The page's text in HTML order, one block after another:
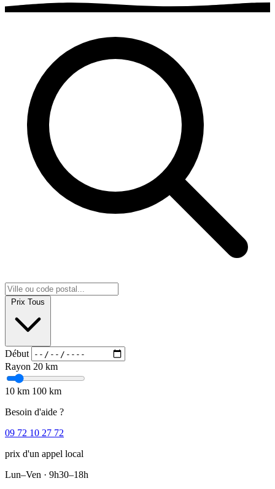
Prix Tous
Début
Rayon 20 km
10 km 100 km
Besoin d'aide ?
09 72 10 27 72
prix d'un appel local
Lun–Ven · 9h30–18h